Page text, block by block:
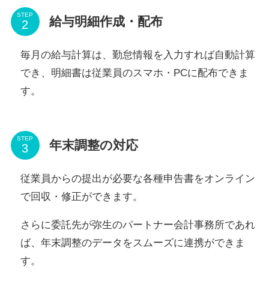
STEP 給与明細作成・配布
毎月の給与計算は、勤怠情報を入力すれば自動計算
でき、明細書は従業員のスマホ・PCに配布できま
す。
STEP 年末調整の対応
従業員からの提出が必要な各種申告書をオンライン
で回収・修正ができます。
さらに委託先が弥生のパートナー会計事務所であれ
ば、年末調整のデータをスムーズに連携ができま
す。